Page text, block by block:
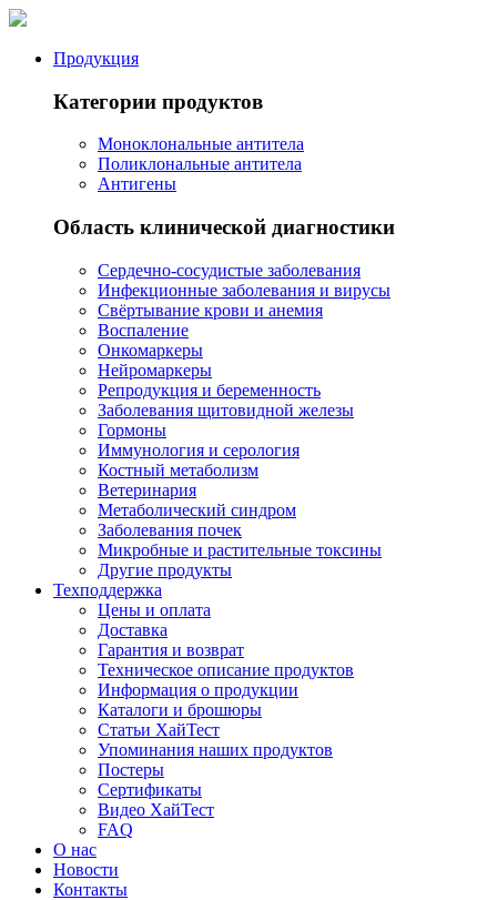
Продукция
Категории продуктов
Моноклональные антитела
Поликлональные антитела
Антигены
Область клинической диагностики
Сердечно-сосудистые заболевания
Инфекционные заболевания и вирусы
Свёртывание крови и анемия
Воспаление
Онкомаркеры
Нейромаркеры
Репродукция и беременность
Заболевания щитовидной железы
Гормоны
Иммунология и серология
Костный метаболизм
Ветеринария
Метаболический синдром
Заболевания почек
Микробные и растительные токсины
Другие продукты
Техподдержка
Цены и оплата
Доставка
Гарантия и возврат
Техническое описание продуктов
Информация о продукции
Каталоги и брошюры
Статьи ХайТест
Упоминания наших продуктов
Постеры
Сертификаты
Видео ХайТест
FAQ
О нас
Новости
Контакты